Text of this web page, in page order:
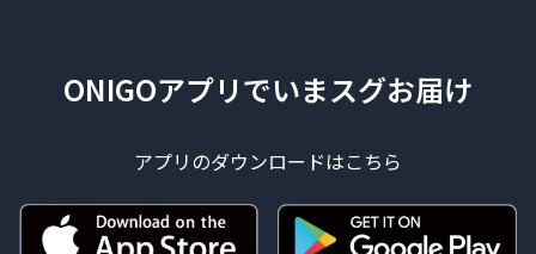
ONIGOアプリでいまスグお届け
アプリのダウンロードはこちら